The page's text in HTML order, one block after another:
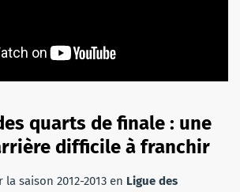
quarts de finale : une
difficile à franchir
saison 2012-2013 en Ligue des